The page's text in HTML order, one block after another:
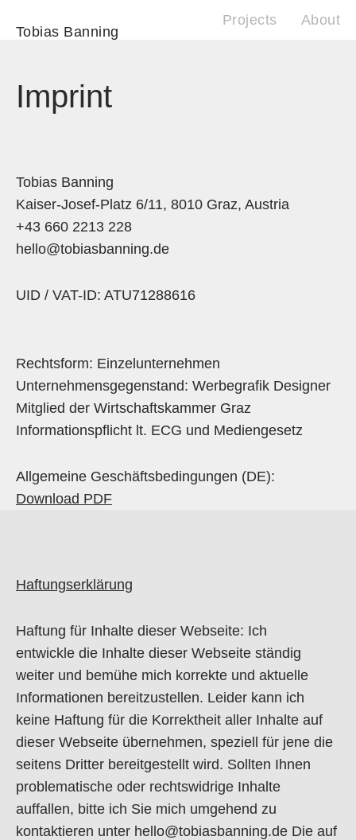
Tobias Banning
Projects About
Imprint
Tobias Banning
Kaiser-Josef-Platz 6/11, 8010 Graz, Austria
+43 660 2213 228
hello@tobiasbanning.de
UID / VAT-ID: ATU71288616
Rechtsform: Einzelunternehmen
Unternehmensgegenstand: Werbegrafik Designer
Mitglied der Wirtschaftskammer Graz
Informationspflicht lt. ECG und Mediengesetz
Allgemeine Geschäftsbedingungen (DE):
Download PDF
Haftungserklärung
Haftung für Inhalte dieser Webseite: Ich
entwickle die Inhalte dieser Webseite ständig
weiter und bemühe mich korrekte und aktuelle
Informationen bereitzustellen. Leider kann ich
keine Haftung für die Korrektheit aller Inhalte auf
dieser Webseite übernehmen, speziell für jene die
seitens Dritter bereitgestellt wird. Sollten Ihnen
problematische oder rechtswidrige Inhalte
auffallen, bitte ich Sie mich umgehend zu
kontaktieren unter hello@tobiasbanning.de Die auf